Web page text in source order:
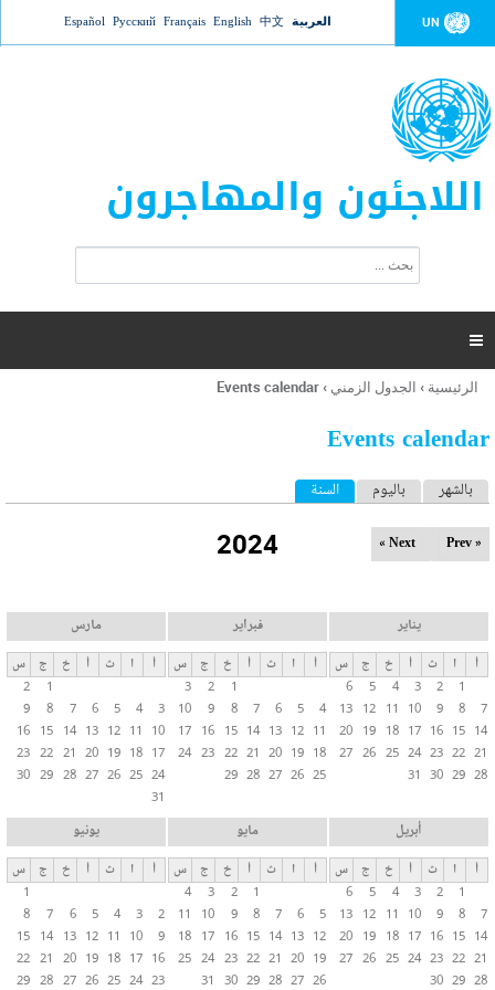
Jump to navigation UN العربية 中文
English
Français
Русский
Español
اللاجئون والمهاجرون
ت
ر
ل
ح
ب

أنت
هنا
الرئيسية › الجدول الزمني ›
Events calendar
Events calendar
ا
ل
ب
ب
ا
ت
ا
ل
أ
س
ا
س
ي
ة
بالشهر باليوم السنة (علامة التبويب النشطة)
2024 « Prev
Next »
يناير
أ ا ث أ خ ج
س
1
2
3
4
5
6
7
8
9
10
11
12
13
14
15
16
17
18
19
20
21
22
23
24
25
26
27
28
29
30
31
فبراير
أ ا ث أ خ ج
س
1
2
3
4
5
6
7
8
9
10
11
12
13
14
15
16
17
18
19
20
21
22
23
24
25
26
27
28
29
مارس
أ ا ث أ خ ج
س
1
2
3
4
5
6
7
8
9
10
11
12
13
14
15
16
17
18
19
20
21
22
23
24
25
26
27
28
29
30
31
أبريل
أ ا ث أ خ ج
س
1
2
3
4
5
6
7
8
9
10
11
12
13
14
15
16
17
18
19
20
21
22
23
24
25
26
27
28
29
30
مايو
أ ا ث أ خ ج
س
1
2
3
4
5
6
7
8
9
10
11
12
13
14
15
16
17
18
19
20
21
22
23
24
25
26
27
28
29
30
31
يونيو
أ ا ث أ خ ج
س
1
2
3
4
5
6
7
8
9
10
11
12
13
14
15
16
17
18
19
20
21
22
23
24
25
26
27
28
29